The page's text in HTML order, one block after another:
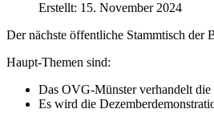
Erstellt: 15. November 2024
Der nächste öffentliche Stammtisch
Haupt-Themen sind:
Das OVG-Münster verhandelt die
Es wird die